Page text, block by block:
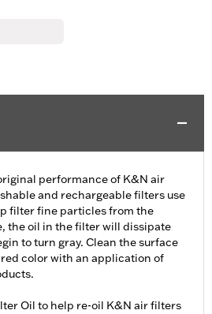
performance of K&N air
and rechargeable filters use
filter fine particles from the
the oil in the filter will dissipate
to turn gray. Clean the surface
color with an application of
Oil to help re-oil K&N air filters